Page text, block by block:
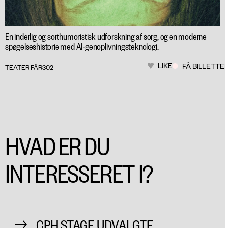
En inderlig og sorthumoristisk udforskning af sorg, og en moderne
spøgelseshistorie med AI-genoplivningsteknologi.
TEATER FÅR302 LIKE FÅ
HVAD ER DU
INTERESSERET I?